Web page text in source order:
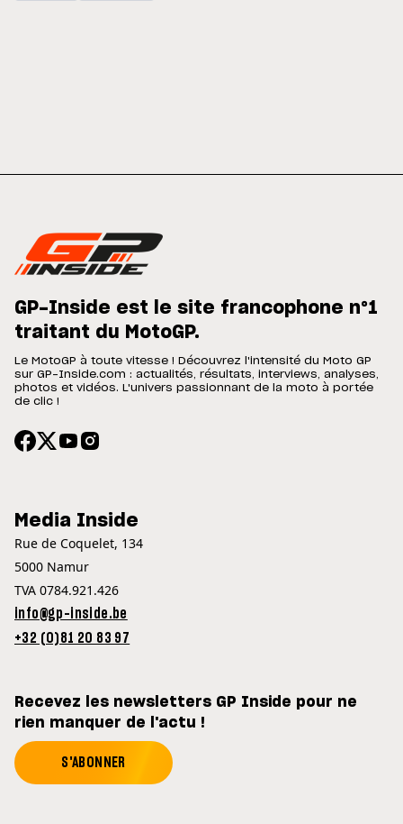
GP-Inside est le site francophone n°1
traitant du MotoGP.
Le MotoGP à toute vitesse ! Découvrez l'intensité du Moto GP
sur GP-Inside.com : actualités, résultats, interviews, analyses,
photos et vidéos. L'univers passionnant de la moto à portée
de clic !
Media Inside
Rue de Coquelet, 134
5000 Namur
TVA 0784.921.426
info@gp-inside.be
+32 (0)81 20 83 97
Recevez les newsletters GP Inside pour ne
rien manquer de l'actu !
S'ABONNER